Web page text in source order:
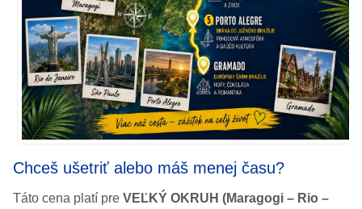
Chceš ušetriť alebo máš menej času?
Táto cena platí preVEĽKÝ OKRUH (Maragogi – Rio –